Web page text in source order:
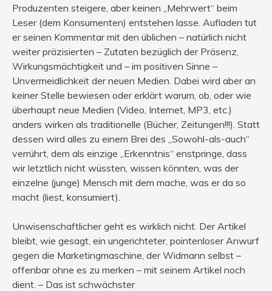
Produzenten steigere, aber keinen „Mehrwert“ beim
Leser (dem Konsumenten) entstehen lasse. Aufladen tut
er seinen Kommentar mit den üblichen – natürlich nicht
weiter präzisierten – Zutaten bezüglich der Präsenz,
Wirkungsmächtigkeit und – im positiven Sinne –
Unvermeidlichkeit der neuen Medien. Dabei wird aber an
keiner Stelle bewiesen oder erklärt warum, ob, oder wie
überhaupt neue Medien (Video, Internet, MP3, etc.)
anders wirken als traditionelle (Bücher, Zeitungen!!!). Statt
dessen wird alles zu einem Brei des „Sowohl-als-auch“
verrührt, dem als einzige „Erkenntnis“ enstpringe, dass
wir letztlich nicht wüssten, wissen könnten, was der
einzelne (junge) Mensch mit dem mache, was er da so
macht (liest, konsumiert).
Unwisenschaftlicher geht es wirklich nicht. Der Artikel
bleibt, wie gesagt, ein ungerichteter, pointenloser Anwurf
gegen die Marketingmaschine, der Widmann selbst –
offenbar ohne es zu merken – mit seinem Artikel noch
dient. – Das ist schwächster